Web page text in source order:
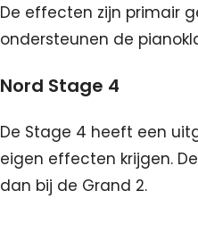
De effecten zijn primair
ondersteunen de
Nord Stage 4
De Stage 4 heeft een
eigen effecten krijgen.
dan bij de Grand 2.